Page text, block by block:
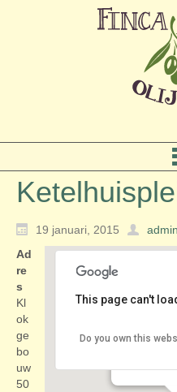
19 januari, 2015 admin
This page can't
Do you own this
Ad
re
s
Kl
ok
ge
bo
uw
50